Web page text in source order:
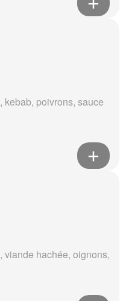
kebab, poivrons, sauce
viande hachée, oignons,